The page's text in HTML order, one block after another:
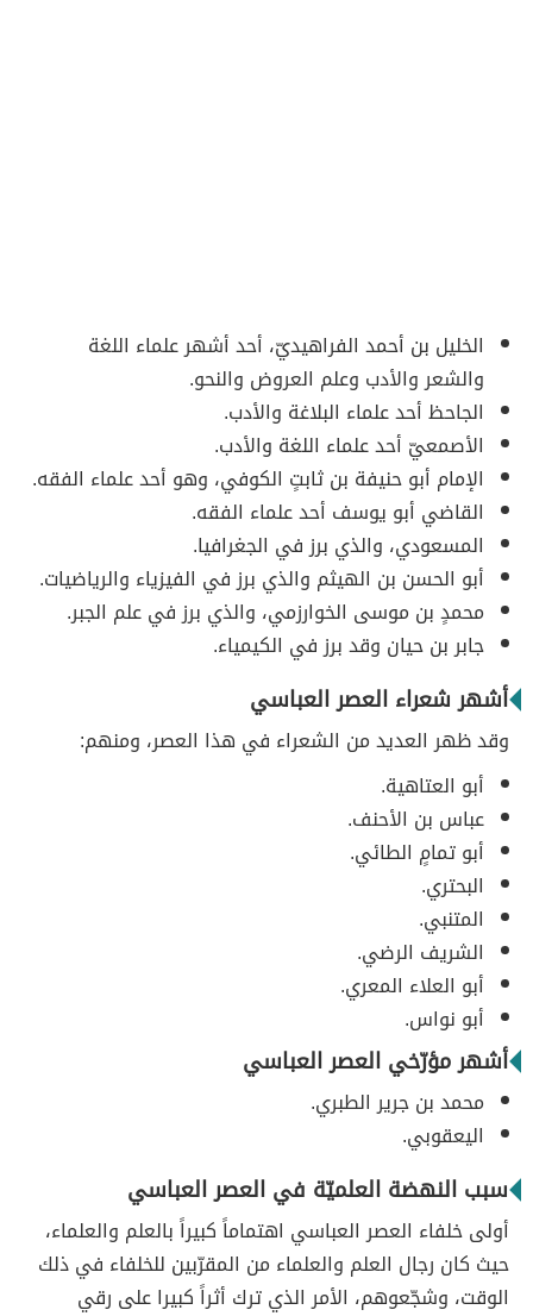
الخليل بن أحمد الفراهيديّ، أحد أشهر علماء اللغة
والشعر والأدب وعلم العروض والنحو.
الجاحظ أحد علماء البلاغة والأدب.
الأصمعيّ أحد علماء اللغة والأدب.
الإمام أبو حنيفة بن ثابتٍ الكوفي، وهو أحد علماء الفقه.
القاضي أبو يوسف أحد علماء الفقه.
المسعودي، والذي برز في الجغرافيا.
أبو الحسن بن الهيثم والذي برز في الفيزياء والرياضيات.
محمدٍ بن موسى الخوارزمي، والذي برز في علم الجبر.
جابر بن حيان وقد برز في الكيمياء.
أشهر شعراء العصر العباسي
وقد ظهر العديد من الشعراء في هذا العصر، ومنهم:
أبو العتاهية.
عباس بن الأحنف.
أبو تمامٍ الطائي.
البحتري.
المتنبي.
الشريف الرضي.
أبو العلاء المعري.
أبو نواس.
أشهر مؤرّخي العصر العباسي
محمد بن جرير الطبري.
اليعقوبي.
سبب النهضة العلميّة في العصر العباسي
أولى خلفاء العصر العباسي اهتماماً كبيراً بالعلم والعلماء،
حيث كان رجال العلم والعلماء من المقرّبين للخلفاء في ذلك
الوقت، وشجّعوهم، الأمر الذي ترك أثراً كبيرا على رقي